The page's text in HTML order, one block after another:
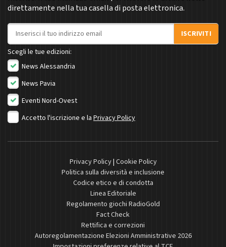
direttamente nella tua casella di posta elettronica.
Indirizzo email
ISCRIVITI
Scegli le tue edizioni:
News Alessandria
News Pavia
Eventi Nord-Ovest
Accetto l'iscrizione e la Privacy Policy
Privacy Policy| Cookie Policy
Politica sulla diversità e inclusione
Codice etico e di condotta
Linea Editoriale
Regolamento giochi RadioGold
Fact Check
Rettifica e correzioni
Autoregolamentazione Elezioni Amministrative 2026